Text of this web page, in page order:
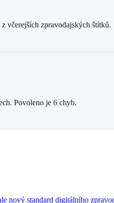
včerejších zpravodajských štítků.
Povoleno je 6 chyb.
nový standard digitálního